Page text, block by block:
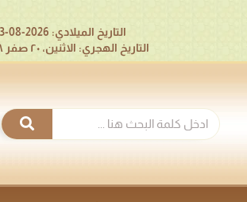
التاريخ الميلادي: 2026-08-03
التاريخ الهجري: الاثنين، ٢٠ صفر ١٤٤٨ هـ